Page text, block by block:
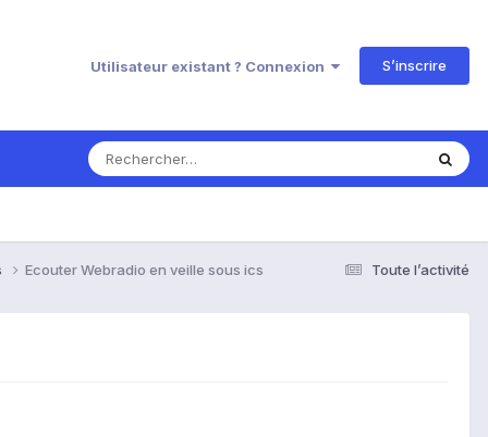
Utilisateur existant ? Connexion S’inscrire
Toute l’activité
Ecouter Webradio en veille sous ics